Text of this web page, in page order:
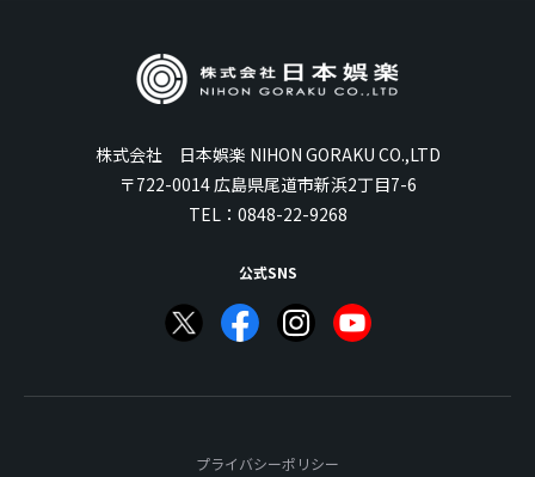
株式会社 日本娯楽 NIHON GORAKU CO.,LTD
〒722-0014 広島県尾道市新浜2丁目7-6
TEL： 0848-22-9268
公式SNS
プライバシーポリシー